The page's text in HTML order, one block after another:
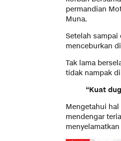
permandian
Muna.
Setelah
menceburkan
Tak lama
tidak nampak
“Kuat
Mengetahui
mendengar